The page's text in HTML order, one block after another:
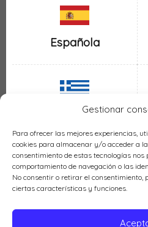
Gestionar
Para ofrecer las mejores experiencias,
cookies para almacenar y/o acceder a
consentimiento de estas tecnologías
comportamiento de navegación o las
No consentir o retirar el consentimiento,
ciertas características y funciones.
Española
Griega
Italiana